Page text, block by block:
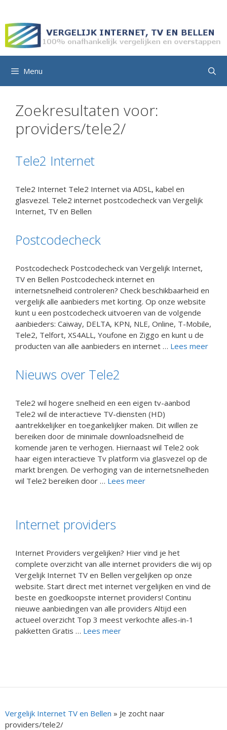
de
inhoud
Menu
Zoekresultaten voor:
providers/tele2/
Tele2 Internet
Tele2 Internet Tele2 Internet via ADSL, kabel en
glasvezel. Tele2 internet postcodecheck van Vergelijk
Internet, TV en Bellen
Postcodecheck
Postcodecheck Postcodecheck van Vergelijk Internet,
TV en Bellen Postcodecheck internet en
internetsnelheid controleren? Check beschikbaarheid en
vergelijk alle aanbieders met korting. Op onze website
kunt u een postcodecheck uitvoeren van de volgende
aanbieders: Caiway, DELTA, KPN, NLE, Online, T-Mobile,
Tele2, Telfort, XS4ALL, Youfone en Ziggo en kunt u de
producten van alle aanbieders en internet … Lees meer
Nieuws over Tele2
Tele2 wil hogere snelheid en een eigen tv-aanbod
Tele2 wil de interactieve TV-diensten (HD)
aantrekkelijker en toegankelijker maken. Dit willen ze
bereiken door de minimale downloadsnelheid de
komende jaren te verhogen. Hiernaast wil Tele2 ook
haar eigen interactieve Tv platform via glasvezel op de
markt brengen. De verhoging van de internetsnelheden
wil Tele2 bereiken door … Lees meer
Internet providers
Internet Providers vergelijken? Hier vind je het
complete overzicht van alle internet providers die wij op
Vergelijk Internet TV en Bellen vergelijken op onze
website. Start direct met internet vergelijken en vind de
beste en goedkoopste internet providers! Continu
nieuwe aanbiedingen van alle providers Altijd een
actueel overzicht Top 3 meest verkochte alles-in-1
pakketten Gratis … Lees meer
Vergelijk Internet TV en Bellen » Je zocht naar
providers/tele2/